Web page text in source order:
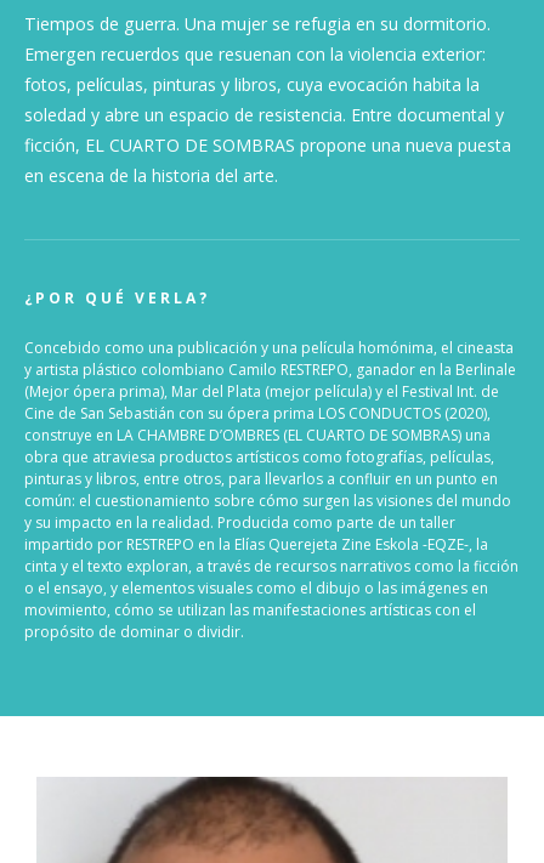
Tiempos de guerra. Una mujer se refugia en su dormitorio.
Emergen recuerdos que resuenan con la violencia exterior:
fotos, películas, pinturas y libros, cuya evocación habita la
soledad y abre un espacio de resistencia. Entre documental y
ficción, EL CUARTO DE SOMBRAS propone una nueva puesta
en escena de la historia del arte.
¿POR QUÉ VERLA?
Concebido como una publicación y una película homónima, el cineasta
y artista plástico colombiano Camilo RESTREPO, ganador en la Berlinale
(Mejor ópera prima), Mar del Plata (mejor película) y el Festival Int. de
Cine de San Sebastián con su ópera prima LOS CONDUCTOS (2020),
construye en LA CHAMBRE D’OMBRES (EL CUARTO DE SOMBRAS) una
obra que atraviesa productos artísticos como fotografías, películas,
pinturas y libros, entre otros, para llevarlos a confluir en un punto en
común: el cuestionamiento sobre cómo surgen las visiones del mundo
y su impacto en la realidad. Producida como parte de un taller
impartido por RESTREPO en la Elías Querejeta Zine Eskola -EQZE-, la
cinta y el texto exploran, a través de recursos narrativos como la ficción
o el ensayo, y elementos visuales como el dibujo o las imágenes en
movimiento, cómo se utilizan las manifestaciones artísticas con el
propósito de dominar o dividir.